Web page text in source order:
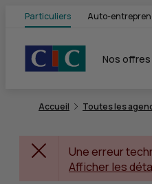
Particuliers Auto-
Nos offres
Accueil Toutes les
Une erreur
Afficher les